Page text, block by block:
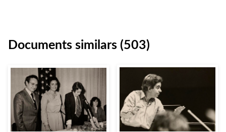
Documents similars (503)